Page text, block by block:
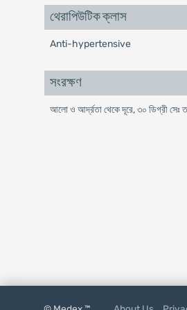
থেরাপিউটিক ক্লাস
Anti-hypertensive
সংরক্ষণ
আলো ও আর্দ্রতা থেকে দূরে, ৩০ ডিগ্রী সেঃ